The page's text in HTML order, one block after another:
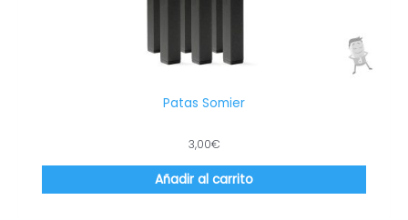
Patas Somier
3,00€
Añadir al carrito